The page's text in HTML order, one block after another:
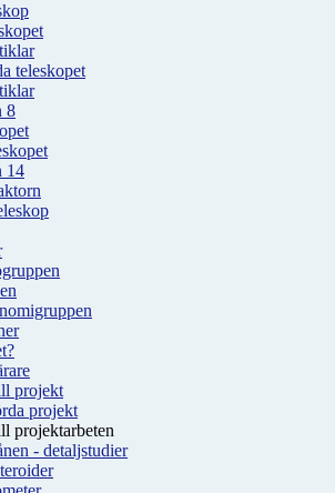
teleskopet
8
14
projekt
projekt
projektarbeten
- detaljstudier